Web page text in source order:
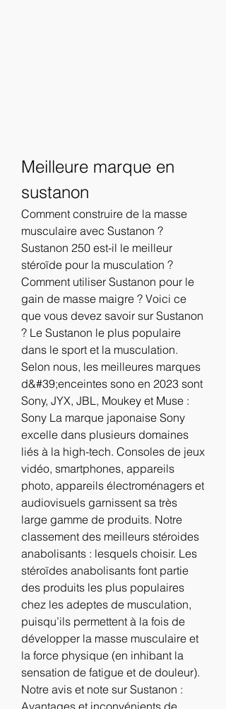
Meilleure marque en
sustanon
Comment construire de la masse
musculaire avec Sustanon ?
Sustanon 250 est-il le meilleur
stéroïde pour la musculation ?
Comment utiliser Sustanon pour le
gain de masse maigre ? Voici ce
que vous devez savoir sur Sustanon
? Le Sustanon le plus populaire
dans le sport et la musculation.
Selon nous, les meilleures marques
d&#39;enceintes sono en 2023 sont
Sony, JYX, JBL, Moukey et Muse :
Sony La marque japonaise Sony
excelle dans plusieurs domaines
liés à la high-tech. Consoles de jeux
vidéo, smartphones, appareils
photo, appareils électroménagers et
audiovisuels garnissent sa très
large gamme de produits. Notre
classement des meilleurs stéroides
anabolisants : lesquels choisir. Les
stéroïdes anabolisants font partie
des produits les plus populaires
chez les adeptes de musculation,
puisqu’ils permettent à la fois de
développer la masse musculaire et
la force physique (en inhibant la
sensation de fatigue et de douleur).
Notre avis et note sur Sustanon :
Avantages et inconvénients de